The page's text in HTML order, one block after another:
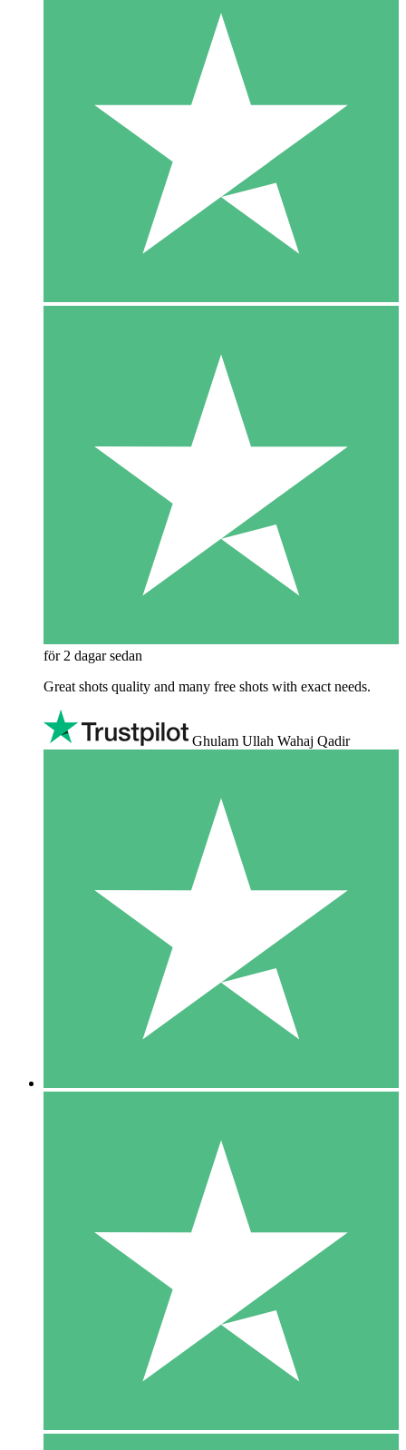
för 2 dagar sedan
Great shots quality and many free shots with exact needs.
Ghulam Ullah Wahaj Qadir